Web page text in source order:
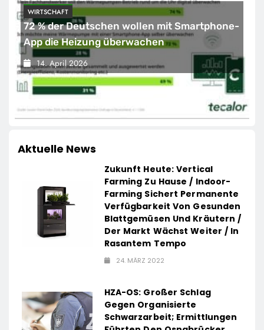
WIRTSCHAFT
72 % der Deutschen wollen mit Smartphone-
App die Heizung überwachen
14. April 2026
Aktuelle News
Zukunft Heute: Vertical
Farming Zu Hause / Indoor-
Farming Sichert Permanente
Verfügbarkeit Von Gesunden
Blattgemüsen Und Kräutern /
Der Markt Wächst Weiter / In
Rasantem Tempo
24. MÄRZ 2022
HZA-OS: Großer Schlag
Gegen Organisierte
Schwarzarbeit; Ermittlungen